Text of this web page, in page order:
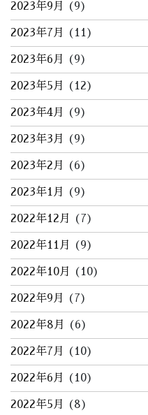
2023年9月 (9)
2023年7月 (11)
2023年6月 (9)
2023年5月 (12)
2023年4月 (9)
2023年3月 (9)
2023年2月 (6)
2023年1月 (9)
2022年12月 (7)
2022年11月 (9)
2022年10月 (10)
2022年9月 (7)
2022年8月 (6)
2022年7月 (10)
2022年6月 (10)
2022年5月 (8)